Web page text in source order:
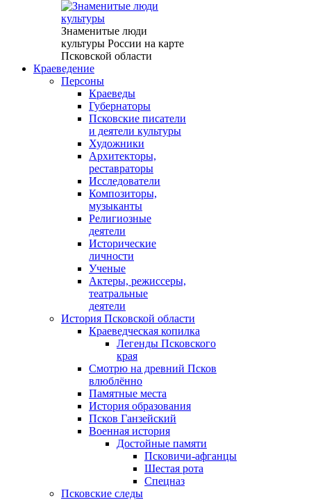
Знаменитые люди
культуры России на карте
Псковской области
Краеведение
Персоны
Краеведы
Губернаторы
Псковские писатели
и деятели культуры
Художники
Архитекторы,
реставраторы
Исследователи
Композиторы,
музыканты
Религиозные
деятели
Исторические
личности
Ученые
Актеры, режиссеры,
театральные
деятели
История Псковской области
Краеведческая копилка
Легенды Псковского
края
Смотрю на древний Псков
влюблённо
Памятные места
История образования
Псков Ганзейский
Военная история
Достойные памяти
Псковичи-афганцы
Шестая рота
Спецназ
Псковские следы